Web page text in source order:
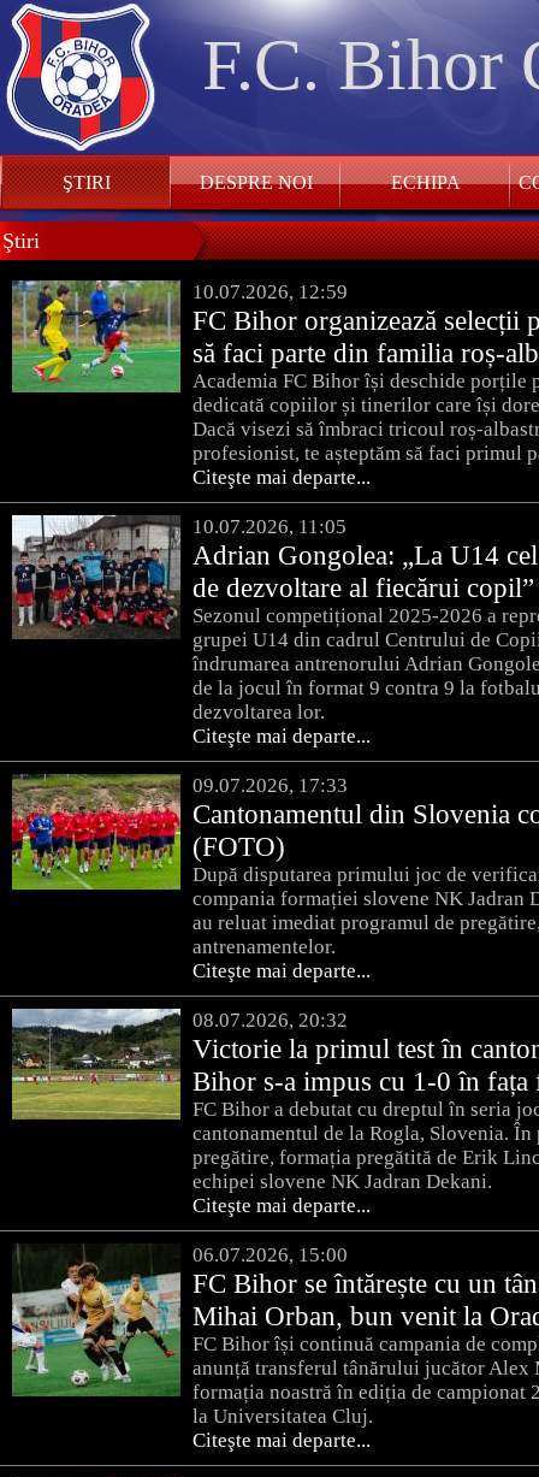
F.C. Bihor
ŞTIRI DESPRE NOI ECHIPA
Ştiri
10.07.2026, 12:59
FC Bihor organizează
să faci parte din familia roș-
Academia FC Bihor își deschide porțile
dedicată copiilor și tinerilor care își
Dacă visezi să îmbraci tricoul roș-
profesionist, te așteptăm să faci primul
Citeşte mai departe...
10.07.2026, 11:05
Adrian Gongolea: „La U14
de dezvoltare al fiecărui copil”
Sezonul competițional 2025-2026 a
grupei U14 din cadrul Centrului de
îndrumarea antrenorului Adrian
de la jocul în format 9 contra 9 la
dezvoltarea lor.
Citeşte mai departe...
09.07.2026, 17:33
Cantonamentul din Slovenia
(FOTO)
După disputarea primului joc de
compania formației slovene NK
au reluat imediat programul de
antrenamentelor.
Citeşte mai departe...
08.07.2026, 20:32
Victorie la primul test în
Bihor s-a impus cu 1-0 în
FC Bihor a debutat cu dreptul în seria
cantonamentul de la Rogla, Slovenia.
pregătire, formația pregătită de Erik
echipei slovene NK Jadran Dekani.
Citeşte mai departe...
06.07.2026, 15:00
FC Bihor se întărește cu un
Mihai Orban, bun venit la
FC Bihor își continuă campania de
anunță transferul tânărului jucător Alex
formația noastră în ediția de campionat
la Universitatea Cluj.
Citeşte mai departe...